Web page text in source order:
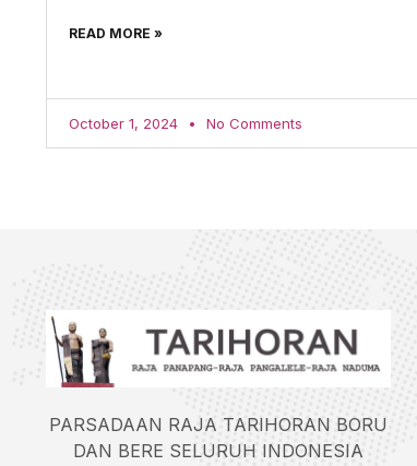
READ MORE »
October 1, 2024 No Comments
PARSADAAN RAJA TARIHORAN BORU
DAN BERE SELURUH INDONESIA